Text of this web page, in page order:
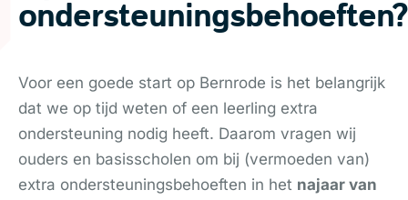
ondersteuningsbehoeften?
Voor een goede start op Bernrode is het belangrijk
dat we op tijd weten of een leerling extra
ondersteuning nodig heeft. Daarom vragen wij
ouders en basisscholen om bij (vermoeden van)
extra ondersteuningsbehoeften in het najaar van